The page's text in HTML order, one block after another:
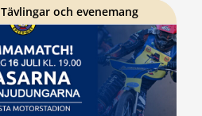
Tävlingar och evenemang